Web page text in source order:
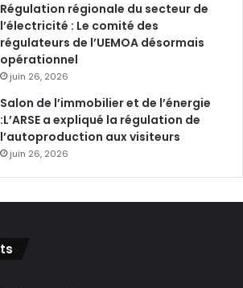
Régulation régionale du secteur de
l’électricité : Le comité des
régulateurs de l’UEMOA désormais
opérationnel
juin 26, 2026
Salon de l’immobilier et de l’énergie
:L’ARSE a expliqué la régulation de
l’autoproduction aux visiteurs
juin 26, 2026